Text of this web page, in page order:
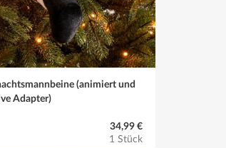
(animiert und
Adapter)
34,99 €
1 Stück